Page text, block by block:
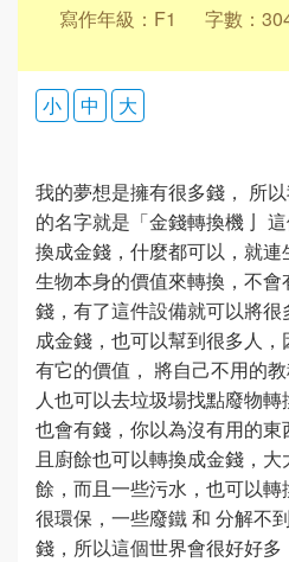
寫作年級：F1
字數：
小 中 大
我的夢想是擁有很多錢， 所
的名字就是「金錢轉換機亅
換成金錢，什麼都可以，就
生物本身的價值來轉換，不
錢，有了這件設備就可以將
成金錢，也可以幫到很多人
有它的價值， 將自己不用的
人也可以去垃圾場找點廢物
也會有錢，你以為沒有用的
且廚餘也可以轉換成金錢，
餘，而且一些污水，也可以
很環保，一些廢鐵 和 分解不
錢，所以這個世界會很好好